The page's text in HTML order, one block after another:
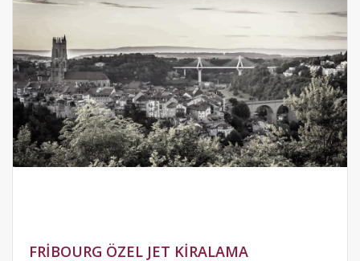
FRIBOURG ÖZEL JET KIRALAMA